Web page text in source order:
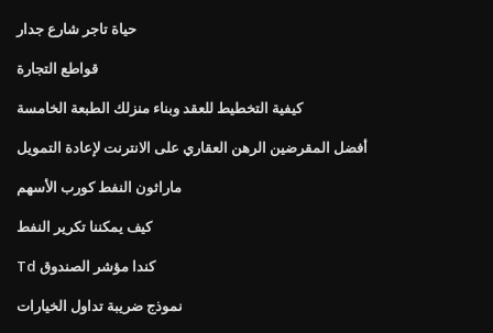
حياة تاجر شارع جدار
قواطع التجارة
كيفية التخطيط للعقد وبناء منزلك الطبعة الخامسة
أفضل المقرضين الرهن العقاري على الانترنت لإعادة التمويل
ماراثون النفط كورب الأسهم
كيف يمكننا تكرير النفط
Td كندا مؤشر الصندوق
نموذج ضريبة تداول الخيارات